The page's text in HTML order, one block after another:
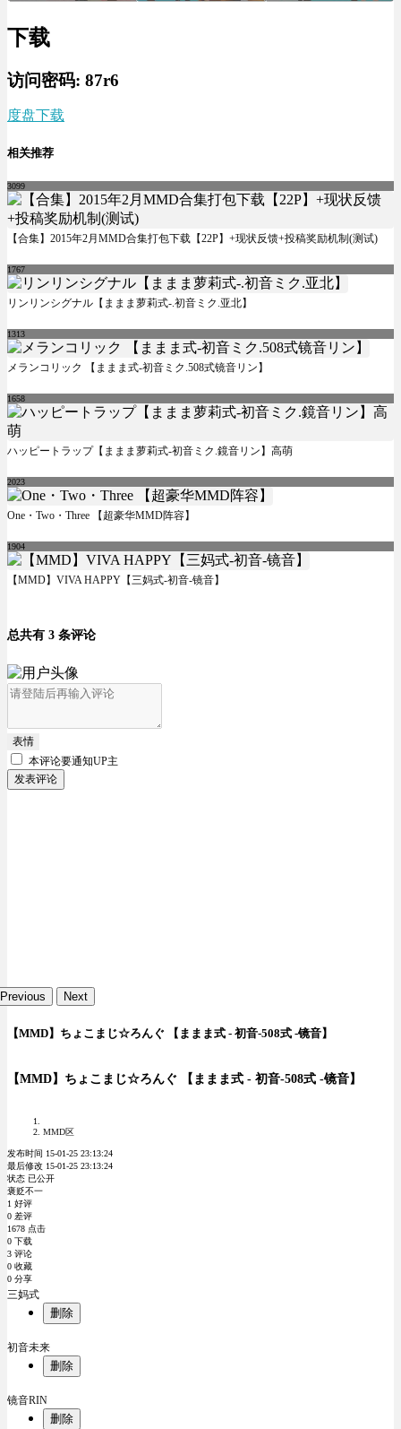
下载
访问密码: 87r6
度盘下载
相关推荐
3099
【合集】2015年2月MMD合集打包下载【22P】+现状反馈+投稿奖励机制(测试)
1767
リンリンシグナル【ままま萝莉式-.初音ミク.亚北】
1313
メランコリック 【ままま式-初音ミク.508式镜音リン】
1658
ハッピートラップ【ままま萝莉式-初音ミク.鏡音リン】高萌
2023
One・Two・Three 【超豪华MMD阵容】
1904
【MMD】VIVA HAPPY【三妈式-初音-镜音】
总共有 3 条评论
表情
本评论要通知UP主
发表评论
Previous Next
【MMD】ちょこまじ☆ろんぐ 【ままま式 - 初音-508式 -镜音】
【MMD】ちょこまじ☆ろんぐ 【ままま式 - 初音-508式 -镜音】
MMD区
发布时间 15-01-25 23:13:24
最后修改 15-01-25 23:13:24
状态 已公开
褒贬不一
1 好评
0 差评
1678 点击
0 下载
3 评论
0 收藏
0 分享
三妈式
删除
初音未来
删除
镜音RIN
删除